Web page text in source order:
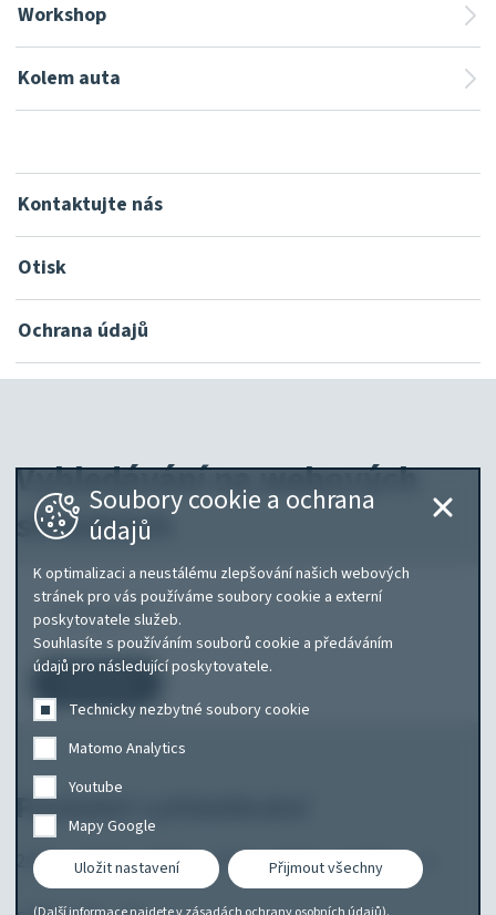
Workshop
Kolem auta
Kontaktujte nás
Otisk
Ochrana údajů
Vyhledávání na webových
stránkách
Co
hledáte?
Poslední vyhledávání
2020 2020' 2023 2024 2024' Caddy
ca
Soubory cookie a ochrana
údajů
K optimalizaci a neustálému zlepšování našich webových
stránek pro vás používáme soubory cookie a externí
poskytovatele služeb.
Souhlasíte s používáním souborů cookie a předáváním
údajů pro následující poskytovatele.
Technicky nezbytné soubory cookie
Matomo Analytics
Youtube
Mapy Google
Uložit nastavení
Přijmout všechny